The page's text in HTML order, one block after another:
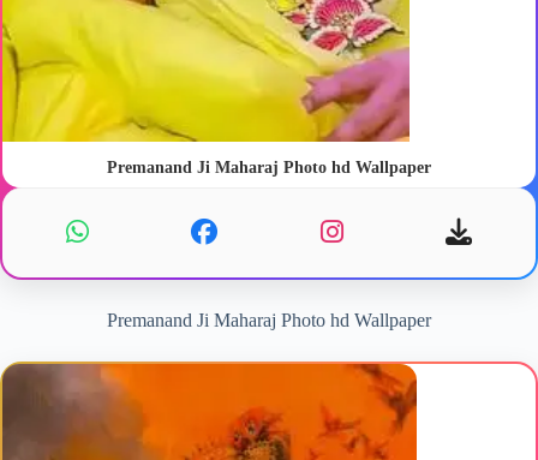
Premanand Ji Maharaj Photo hd Wallpaper
Premanand Ji Maharaj Photo hd Wallpaper